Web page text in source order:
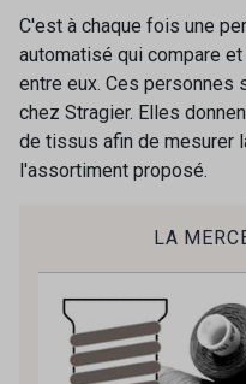
54 - Miel
53 - Jaune
55 - Vert Anis
51 - Vert d'eau
73 - Aqua
72 - Bleu Outremer
46 - Lavande
C'est à chaque fois une
automatisé qui compare
entre eux. Ces
chez Stragier. Elles
de tissus afin de mesurer
l'assortiment proposé.
LA
Pour vous,
Vous aimez
Recevez chaque
nouveautés,
Je m'abonne